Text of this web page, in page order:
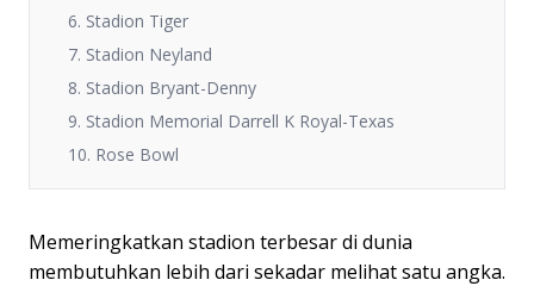
6. Stadion Tiger
7. Stadion Neyland
8. Stadion Bryant-Denny
9. Stadion Memorial Darrell K Royal-Texas
10. Rose Bowl
Memeringkatkan stadion terbesar di dunia
membutuhkan lebih dari sekadar melihat satu angka.